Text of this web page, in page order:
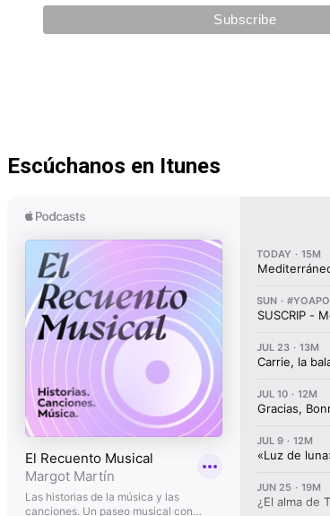
Escúchanos en Itunes